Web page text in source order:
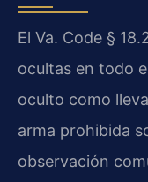
El Va. Code §
ocultas en todo
oculto como
arma prohibida
observación